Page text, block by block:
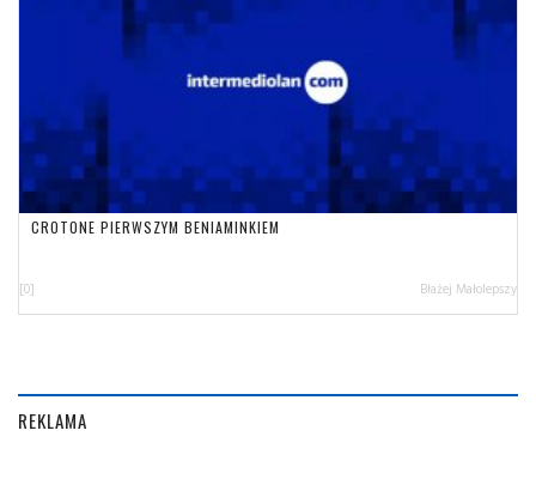
CROTONE PIERWSZYM BENIAMINKIEM
[0] Błażej Małolepszy
REKLAMA